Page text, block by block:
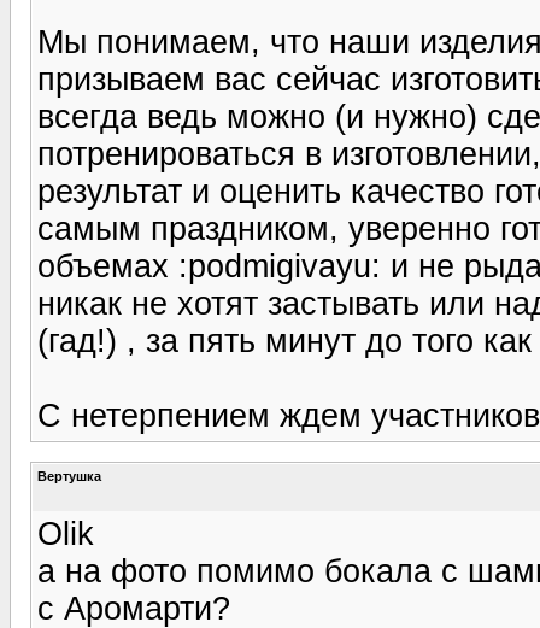
Мы понимаем, что наши
призываем вас сейчас
всегда ведь можно (и нужно)
потренироваться в
результат и оценить качество
самым праздником, уверенно
объемах :podmigivayu: и не
никак не хотят застывать или
(гад!) , за пять минут до того
С нетерпением ждем
Вертушка
Olik
а на фото помимо бокала с
с Аромарти?